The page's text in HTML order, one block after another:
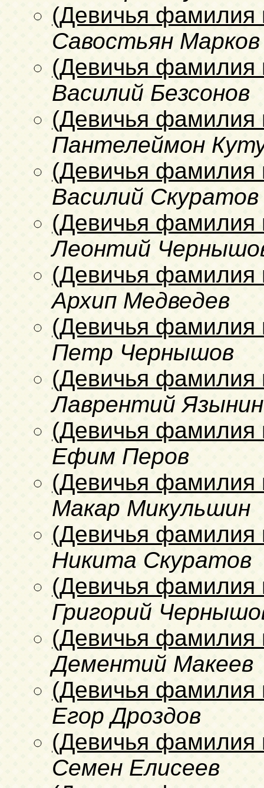
(Девичья фамилия
Савостьян Марков
(Девичья фамилия
Василий Безсонов
(Девичья фамилия
Пантелеймон
(Девичья фамилия
Василий Скуратов
(Девичья фамилия
Леонтий
(Девичья фамилия
Архип Медведев
(Девичья фамилия
Петр Чернышов
(Девичья фамилия
Лаврентий Язынин
(Девичья фамилия
Ефим Перов
(Девичья фамилия
Макар Микульшин
(Девичья фамилия
Никита Скуратов
(Девичья фамилия
Григорий
(Девичья фамилия
Дементий Макеев
(Девичья фамилия
Егор Дроздов
(Девичья фамилия
Семен Елисеев